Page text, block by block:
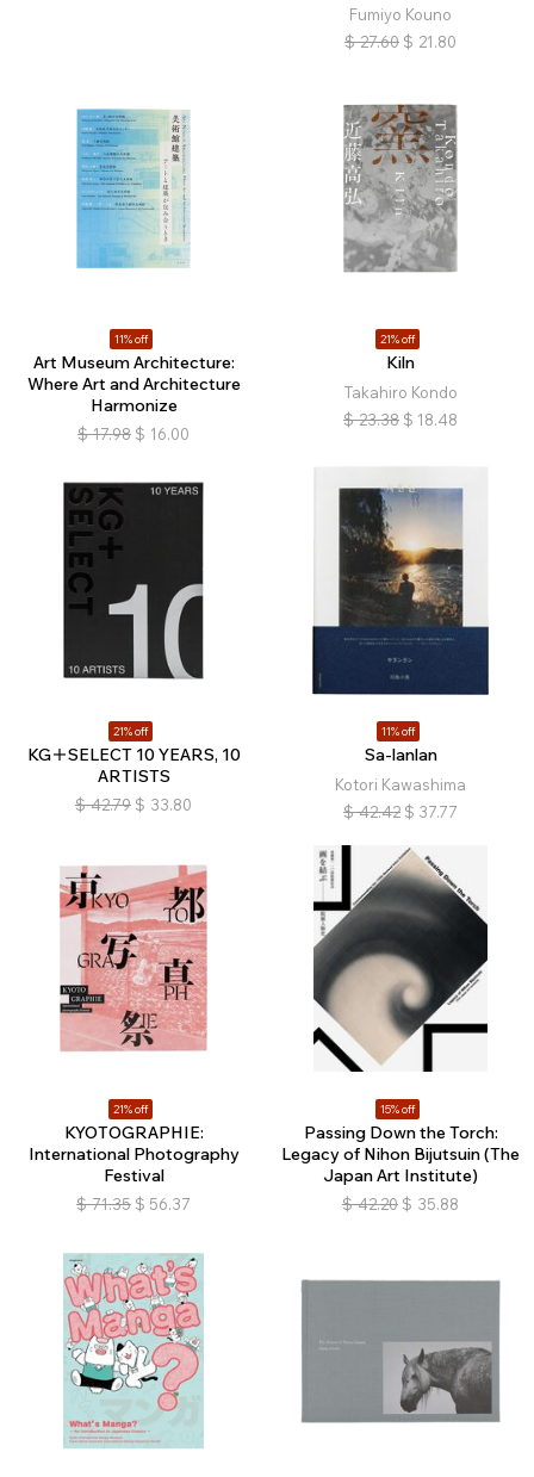
Fumiyo Kouno
$ 27.60 $ 21.80
11% off
Art Museum Architecture:
Where Art and Architecture
Harmonize
$ 17.98 $ 16.00
21% off
Kiln
Takahiro Kondo
$ 23.38 $ 18.48
21% off
KG＋SELECT 10 YEARS, 10
ARTISTS
$ 42.79 $ 33.80
11% off
Sa-lanlan
Kotori Kawashima
$ 42.42 $ 37.77
21% off
KYOTOGRAPHIE:
International Photography
Festival
$ 71.35 $ 56.37
15% off
Passing Down the Torch:
Legacy of Nihon Bijutsuin (The
Japan Art Institute)
$ 42.20 $ 35.88